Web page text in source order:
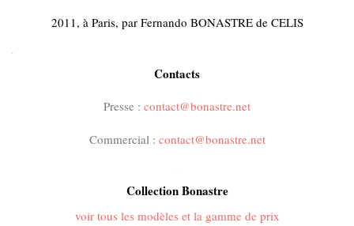
2011, à Paris, par Fernando BONASTRE de CELIS
Contacts
Presse : contact@bonastre.net
Commercial : contact@bonastre.net
Collection Bonastre
voir tous les modèles et la gamme de prix